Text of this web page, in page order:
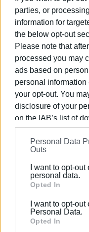
parties, or
information for
the below opt-out
Please note that
processed you may
ads based on
personal
your opt-out. You
disclosure of your
on the IAB’s list of
information may
on theIAB’s List of
further disclose it to
Please note that
Google services
behaviour. You may
Google and its third-
Personal Data
Outs
I want to opt-
personal data.
Opted In
I want to opt-
Personal Data.
Opted In
Εμφανίσεις: 1572
ΣΠΥΡΟΣ
Πτυχιούχος
Πειραιά.
«Αθλητική
αρχές του ΄92
Βήμα». Από το
«Κερκυραϊκά
χρόνια στο «ΦΩΣ
εργάζεται στην
συνεργάστηκε με